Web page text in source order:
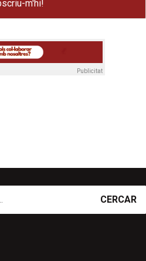
Publicitat
CERCAR